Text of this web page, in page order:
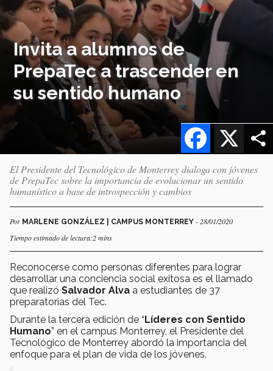
Invita a alumnos de
PrepaTec a trascender en
su sentido humano
X
Facebook
El Presidente del Tecnológico de Monterrey dialoga con jóvenes
de PrepaTec sobre la importancia de evolucionar un sentido
humanístico a base de introspección y cambios
Por MARLENE GONZÁLEZ | CAMPUS MONTERREY - 28/01/2020
Tiempo estimado de lectura:2 mins
Reconocerse como personas diferentes para lograr
desarrollar una conciencia social exitosa es el llamado
que realizó Salvador Alva a estudiantes de 37
preparatorias del Tec.
Durante la tercera edición de “Líderes con Sentido
Humano” en el campus Monterrey, el Presidente del
Tecnológico de Monterrey abordó la importancia del
enfoque para el plan de vida de los jóvenes.